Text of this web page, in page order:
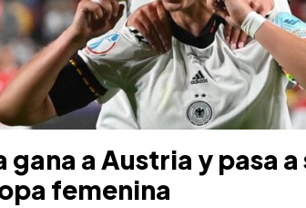
gana a Austria y pasa
femenina